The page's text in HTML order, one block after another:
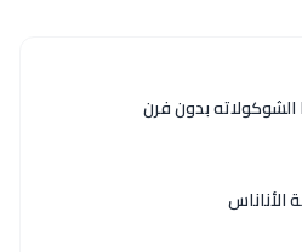
الشوكولاته بدون فرن